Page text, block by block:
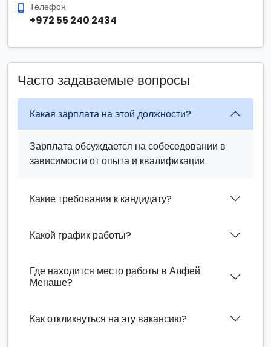
Телефон
+972 55 240 2434
Часто задаваемые вопросы
Какая зарплата на этой должности?
Зарплата обсуждается на собеседовании в
зависимости от опыта и квалификации.
Какие требования к кандидату?
Какой график работы?
Где находится место работы в Алфей
Менаше?
Как откликнуться на эту вакансию?